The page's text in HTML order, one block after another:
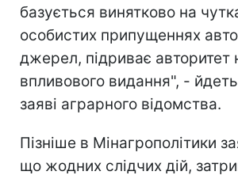
базується винятково на
особистих припущеннях
джерел, підриває авторитет
впливового видання", -
заяві аграрного відомства.
Пізніше в Мінагрополітики
що жодних слідчих дій,